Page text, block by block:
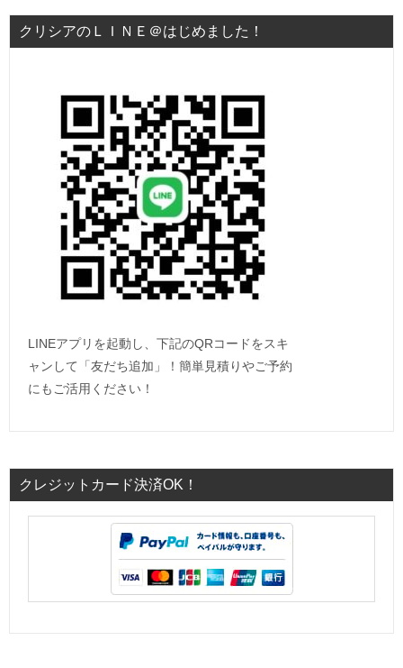
クリシアのＬＩＮＥ＠はじめました！
LINEアプリを起動し、下記のQRコードをスキ
ャンして「友だち追加」！簡単見積りやご予約
にもご活用ください！
クレジットカード決済OK！